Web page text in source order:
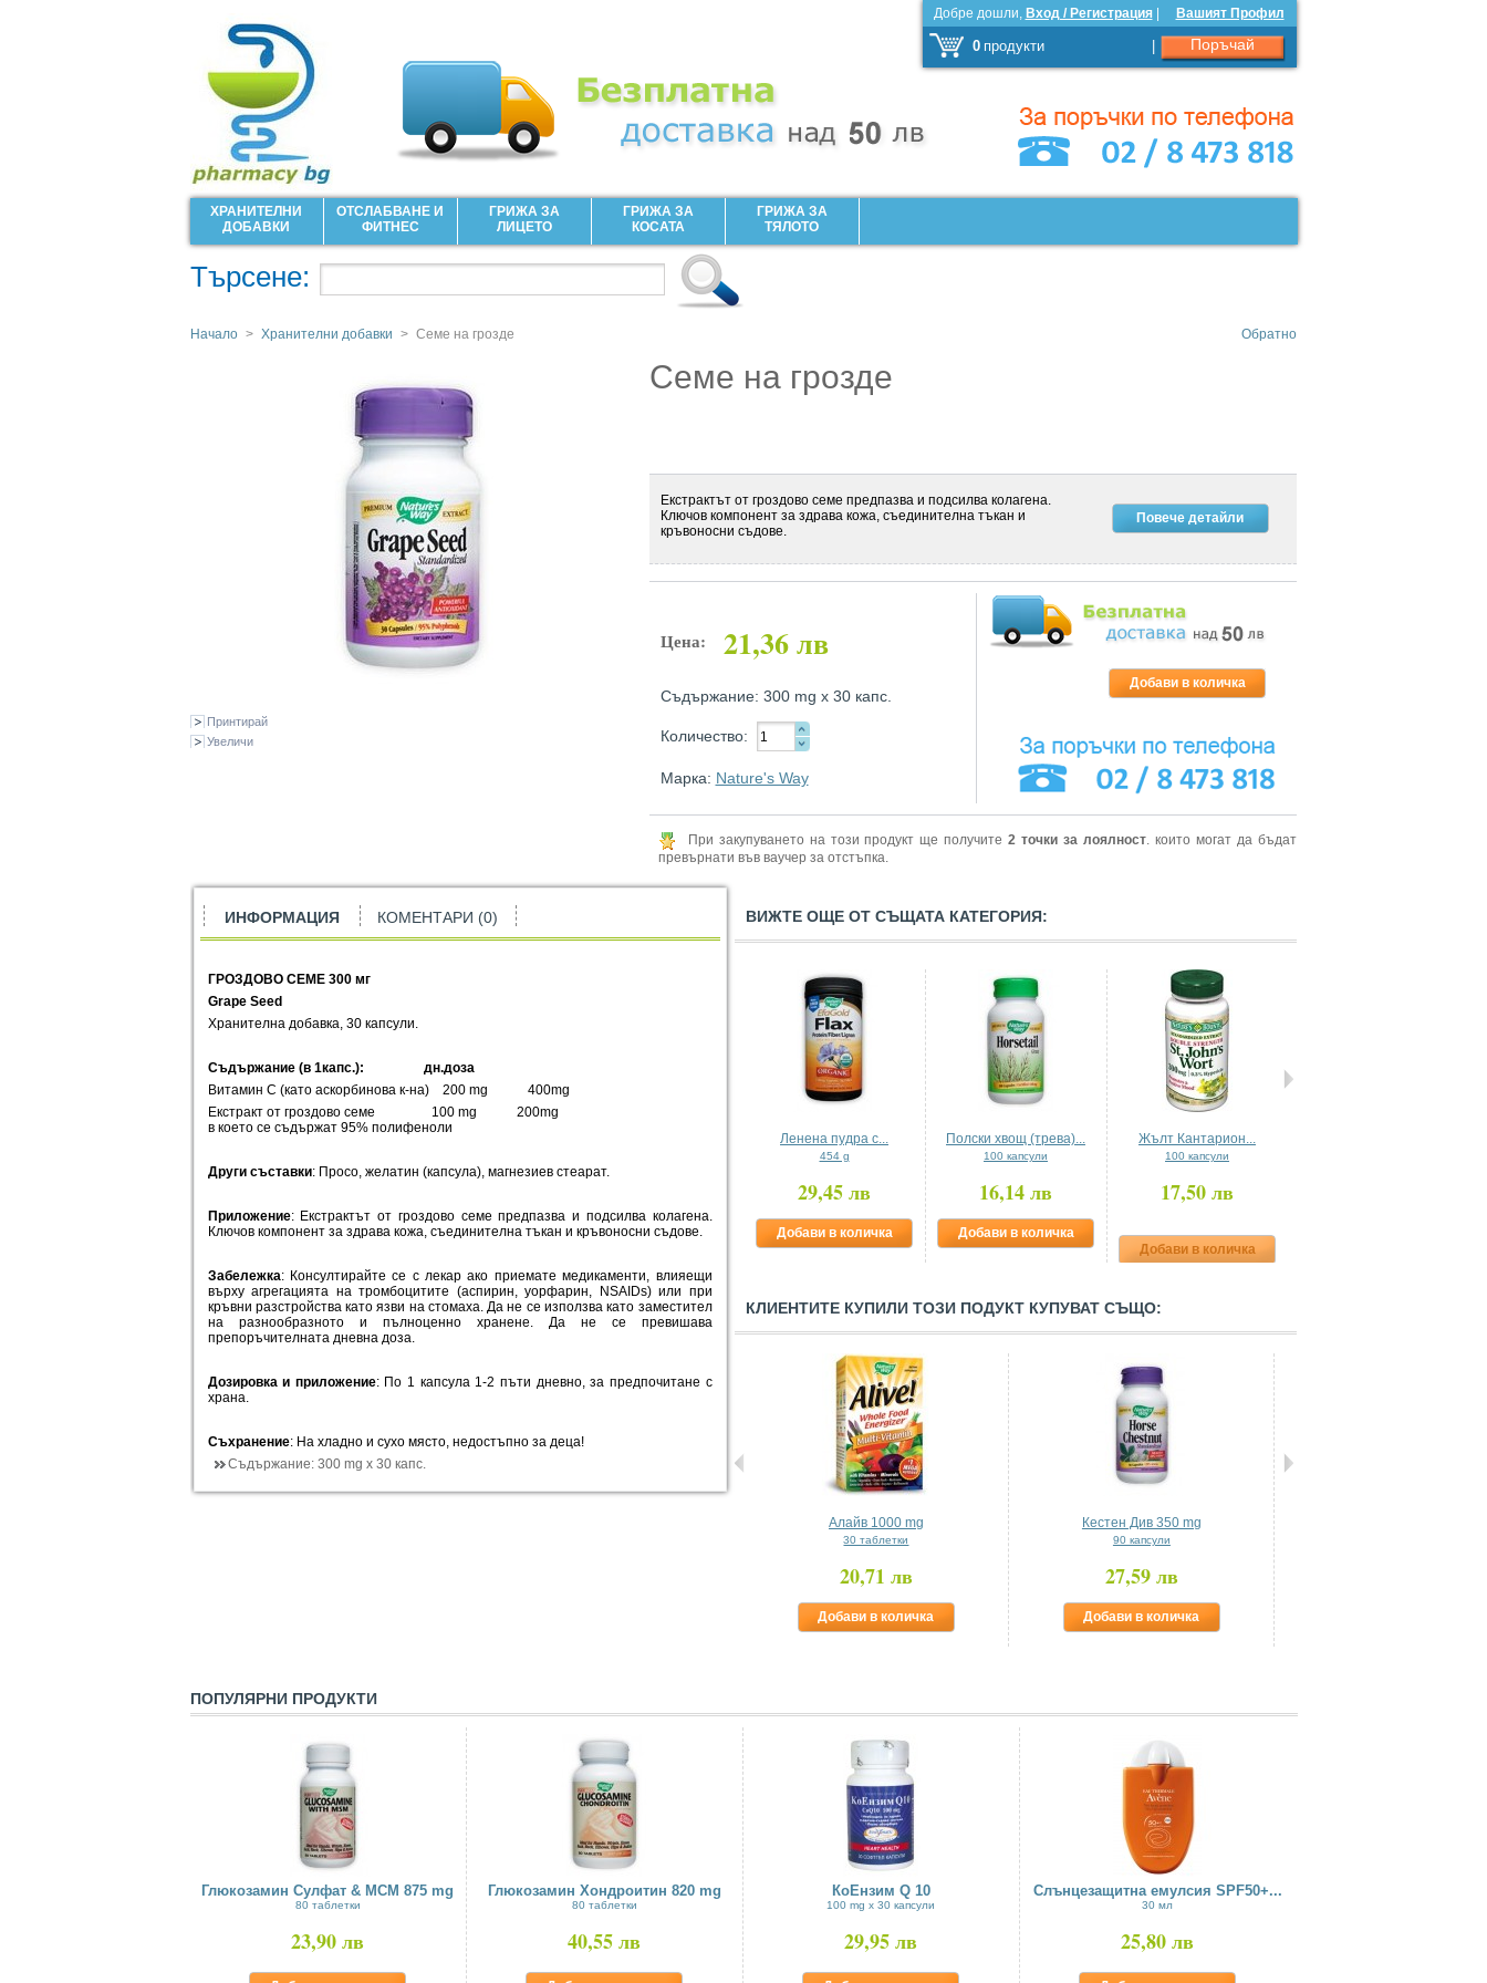
Добре дошли, Вход / Регистрация| Вашият Профил
0 продукти Поръчай
ХРАНИТЕЛНИ
ДОБАВКИ
ОТСЛАБВАНЕ И
ФИТНЕС
ГРИЖА ЗА
ЛИЦЕТО
ГРИЖА ЗА
КОСАТА
ГРИЖА ЗА
ТЯЛОТО
Търсене:
Начало > Хранителни добавки > Семе на грозде Обратно
Принтирай
Увеличи
Семе на грозде
Екстрактът от гроздово семе предпазва и подсилва колагена.
Ключов компонент за здрава кожа, съединителна тъкан и
кръвоносни съдове.
Повече детайли
Цена: 21,36 лв
Съдържание: 300 mg х 30 капс.
Количество:
Марка: Nature's Way
При закупуването на този продукт ще получите2 точки за лоялност. които могат да бъдат
превърнати във ваучер за отстъпка.
ИНФОРМАЦИЯ КОМЕНТАРИ (0)
ГРОЗДОВО СЕМЕ300 мг
Grape Seed
Хранителна добавка, 30 капсули.
Съдържание (в 1капс.):
дн.доза
Витамин С (като аскорбинова к-на) 200 mg 400mg
Екстракт от гроздово семе 100 mg 200mg
в което се съдържат 95% полифеноли
Други съставки: Просо, желатин (капсула), магнезиев стеарат.
Приложение: Екстрактът от гроздово семе предпазва и подсилва колагена.
Ключов компонент за здрава кожа, съединителна тъкан и кръвоносни съдове.
Забележка: Консултирайте се с лекар ако приемате медикаменти, влияещи
върху агрегацията на тромбоцитите (аспирин, уорфарин, NSAIDs) или при
кръвни разстройства като язви на стомаха. Да не се използва като заместител
на разнообразното и пълноценно хранене. Да не се превишава
препоръчителната дневна доза.
Дозировка и приложение: По 1 капсула 1-2 пъти дневно, за предпочитане с
храна.
Съхранение: На хладно и сухо място, недостъпно за деца!
Съдържание:300 mg х 30 капс.
ВИЖТЕ ОЩЕ ОТ СЪЩАТА КАТЕГОРИЯ:
Ленена пудра с...
454 g
29,45 лв
Добави в количка
Полски хвощ (трева)...
100 капсули
16,14 лв
Добави в количка
Жълт Кантарион...
100 капсули
17,50 лв
Добави в количка
КЛИЕНТИТЕ КУПИЛИ ТОЗИ ПОДУКТ КУПУВАТ СЪЩО:
Алайв 1000 mg
30 таблетки
20,71 лв
Добави в количка
Кестен Див 350 mg
90 капсули
27,59 лв
Добави в количка
ПОПУЛЯРНИ ПРОДУКТИ
Глюкозамин Сулфат & МСМ 875 mg
80 таблетки
23,90 лв
Глюкозамин Хондроитин 820 mg
80 таблетки
40,55 лв
КоЕнзим Q 10
100 mg х 30 капсули
29,95 лв
Слънцезащитна емулсия SPF50+...
30 мл
25,80 лв